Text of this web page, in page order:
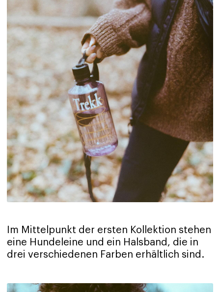
Im Mittelpunkt der ersten Kollektion stehen
eine Hundeleine und ein Halsband, die in
drei verschiedenen Farben erhältlich sind.